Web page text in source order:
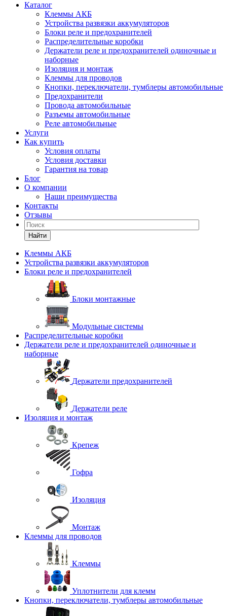
Каталог
Клеммы АКБ
Устройства развязки аккумуляторов
Блоки реле и предохранителей
Распределительные коробки
Держатели реле и предохранителей одиночные и
наборные
Изоляция и монтаж
Клеммы для проводов
Кнопки, переключатели, тумблеры автомобильные
Предохранители
Провода автомобильные
Разъемы автомобильные
Реле автомобильные
Услуги
Как купить
Условия оплаты
Условия доставки
Гарантия на товар
Блог
О компании
Наши преимущества
Контакты
Отзывы
Найти
Клеммы АКБ
Устройства развязки аккумуляторов
Блоки реле и предохранителей
Блоки монтажные
Модульные системы
Распределительные коробки
Держатели реле и предохранителей одиночные и
наборные
Держатели предохранителей
Держатели реле
Изоляция и монтаж
Крепеж
Гофра
Изоляция
Монтаж
Клеммы для проводов
Клеммы
Уплотнители для клемм
Кнопки, переключатели, тумблеры автомобильные